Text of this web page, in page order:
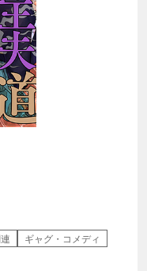
ギャグ・コメディ